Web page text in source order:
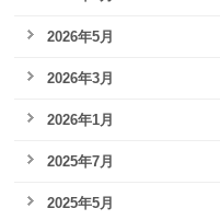
2026年5月
2026年3月
2026年1月
2025年7月
2025年5月